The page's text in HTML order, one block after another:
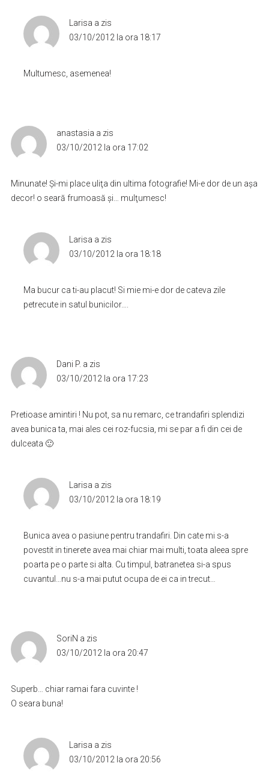
Larisa a zis
03/10/2012 la ora 18:17
Multumesc, asemenea!
anastasia a zis
03/10/2012 la ora 17:02
Minunate! Şi-mi place uliţa din ultima fotografie! Mi-e dor de un aşa
decor! o seară frumoasă şi… mulţumesc!
Larisa a zis
03/10/2012 la ora 18:18
Ma bucur ca ti-au placut! Si mie mi-e dor de cateva zile
petrecute in satul bunicilor….
Dani P. a zis
03/10/2012 la ora 17:23
Pretioase amintiri ! Nu pot, sa nu remarc, ce trandafiri splendizi
avea bunica ta, mai ales cei roz-fucsia, mi se par a fi din cei de
dulceata 🙂
Larisa a zis
03/10/2012 la ora 18:19
Bunica avea o pasiune pentru trandafiri. Din cate mi s-a
povestit in tinerete avea mai chiar mai multi, toata aleea spre
poarta pe o parte si alta. Cu timpul, batranetea si-a spus
cuvantul…nu s-a mai putut ocupa de ei ca in trecut…
SoriN a zis
03/10/2012 la ora 20:47
Superb… chiar ramai fara cuvinte !
O seara buna!
Larisa a zis
03/10/2012 la ora 20:56